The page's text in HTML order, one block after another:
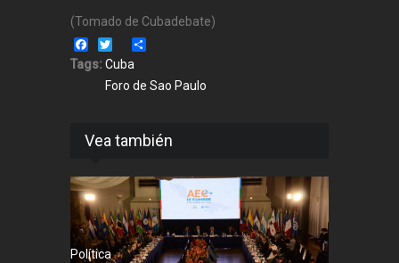
(Tomado de Cubadebate)
Facebook
Twitter
Tags: Cuba
Foro de Sao Paulo
Vea también
Política